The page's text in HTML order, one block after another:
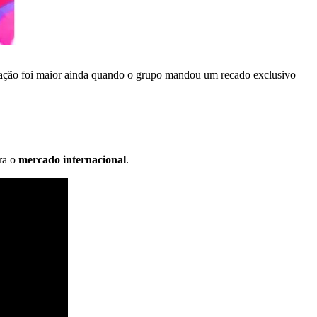
foi maior ainda quando o grupo mandou um recado exclusivo
o mercado internacional.